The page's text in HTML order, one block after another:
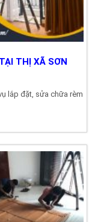
THỊ XÃ SƠN
lắp đặt, sửa chữa rèm